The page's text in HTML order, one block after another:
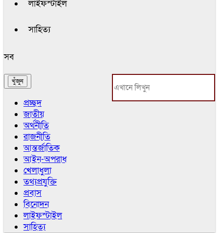
লাইফস্টাইল
সাহিত্য
সব
প্রচ্ছদ
জাতীয়
অর্থনীতি
রাজনীতি
আন্তর্জাতিক
আইন-অপরাধ
খেলাধুলা
তথ্যপ্রযুক্তি
প্রবাস
বিনোদন
লাইফস্টাইল
সাহিত্য